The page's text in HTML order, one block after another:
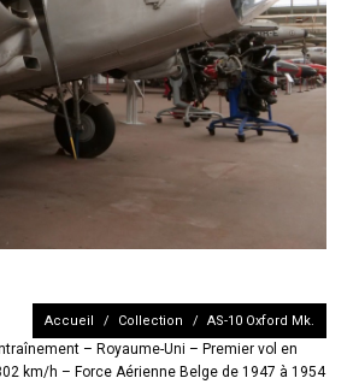
Vous êtes ici :
Accueil Collection AS-10 Oxford Mk.
– Royaume-Uni – Premier vol en
km/h – Force Aérienne Belge de 1947 à 1954